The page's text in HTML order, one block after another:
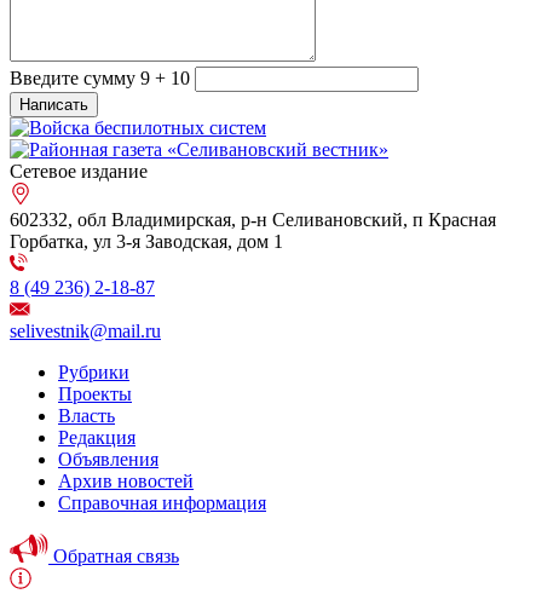
Введите сумму 9 + 10
Сетевое издание
602332, обл Владимирская, р-н Селивановский, п Красная
Горбатка, ул 3-я Заводская, дом 1
8 (49 236) 2-18-87
selivestnik@mail.ru
Рубрики
Проекты
Власть
Редакция
Объявления
Архив новостей
Справочная информация
Обратная связь